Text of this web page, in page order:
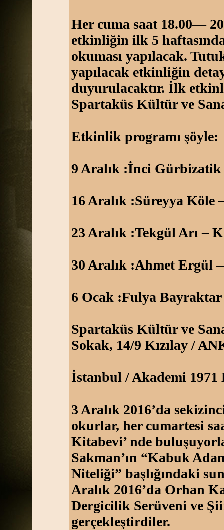
Her cuma saat 18.00—
etkinliğin ilk 5
okuması yapılacak.
yapılacak etkinliğin
duyurulacaktır. İlk
Spartaküs Kültür ve
Etkinlik programı şöyle:
9 Aralık :İnci
16 Aralık :Süreyya Köle
23 Aralık :Tekgül Arı –
30 Aralık :Ahmet Ergül
6 Ocak :Fulya
Spartaküs Kültür ve
Sokak, 14/9 Kızılay /
İstanbul / Akademi 1971
3 Aralık 2016’da
okurlar, her cumartesi
Kitabevi’ nde
Sakman’ın “Kabuk
Niteliği” başlığındaki
Aralık 2016’da Orhan
Dergicilik Serüveni ve
gerçekleştirdiler.